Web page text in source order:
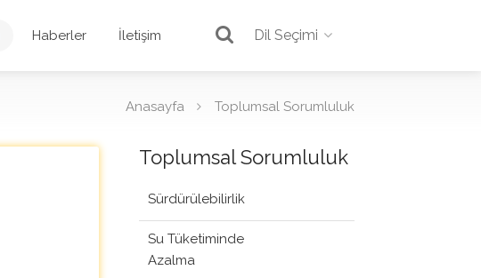
Haberler İletişim Dil Seçimi
Anasayfa Toplumsal Sorumluluk
Toplumsal Sorumluluk
Sürdürülebilirlik
Su Tüketiminde
Azalma